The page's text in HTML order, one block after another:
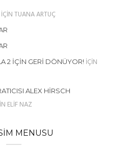
TUANA ARTUÇ
2 İÇIN GERI DÖNÜYOR!IÇIN
ALEX HIRSCH
ELIF NAZ
MENUSU